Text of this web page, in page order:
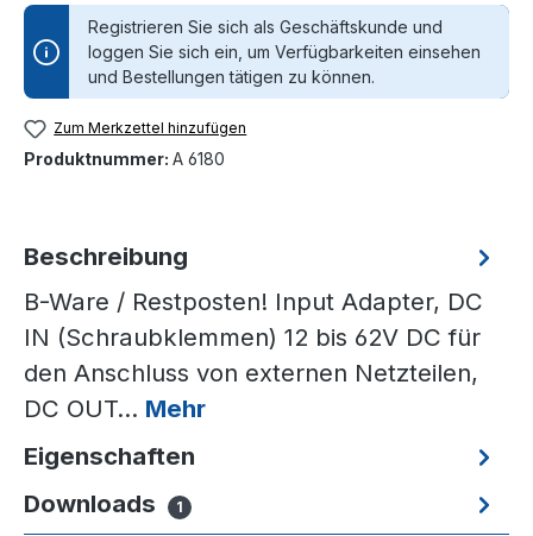
Registrieren Sie sich als Geschäftskunde und
loggen Sie sich ein, um Verfügbarkeiten einsehen
und Bestellungen tätigen zu können.
Zum Merkzettel hinzufügen
Produktnummer: A 6180
Beschreibung
B-Ware / Restposten! Input Adapter, DC
IN (Schraubklemmen) 12 bis 62V DC für
den Anschluss von externen Netzteilen,
DC OUT… Mehr
Eigenschaften
Downloads
1